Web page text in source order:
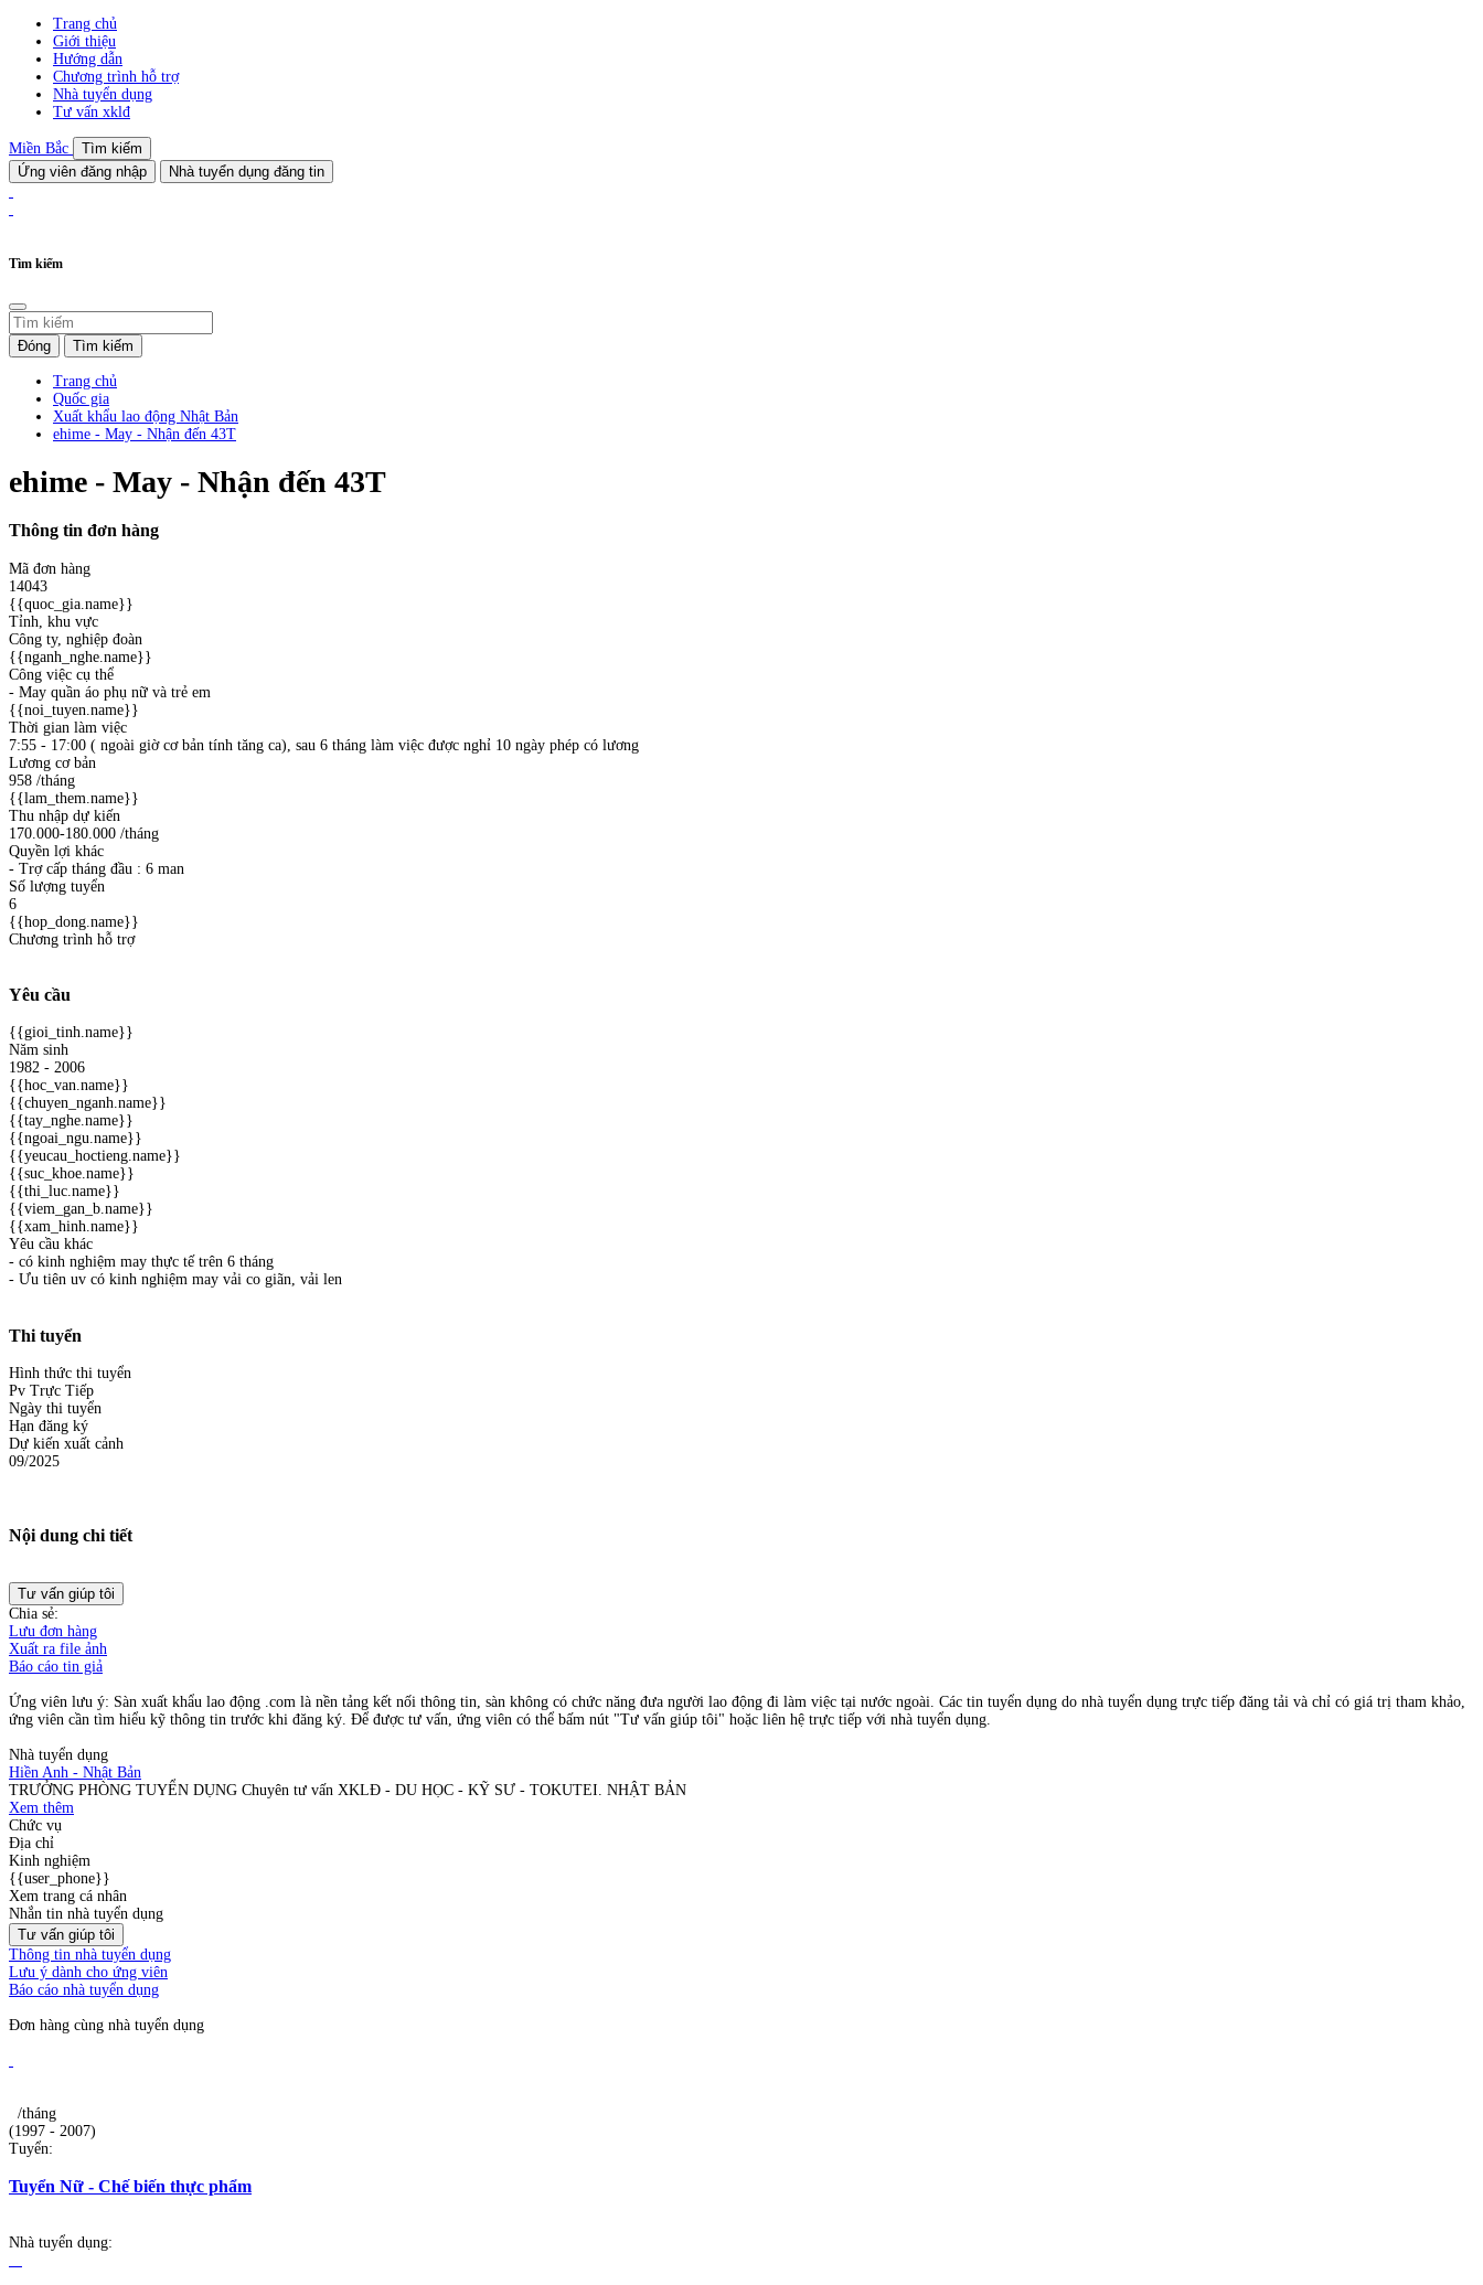
Trang chủ
Giới thiệu
Hướng dẫn
Chương trình hỗ trợ
Nhà tuyển dụng
Tư vấn xklđ
Miền Bắc
Tìm kiếm
Ứng viên đăng nhập
Nhà tuyển dụng đăng tin
Tìm kiếm
Đóng Tìm kiếm
Trang chủ
Quốc gia
Xuất khẩu lao động Nhật Bản
ehime - May - Nhận đến 43T
ehime - May - Nhận đến 43T
Thông tin đơn hàng
Mã đơn hàng
14043
{{quoc_gia.name}}
Tỉnh, khu vực
Công ty, nghiệp đoàn
{{nganh_nghe.name}}
Công việc cụ thể
- May quần áo phụ nữ và trẻ em
{{noi_tuyen.name}}
Thời gian làm việc
7:55 - 17:00 ( ngoài giờ cơ bản tính tăng ca), sau 6 tháng làm việc được nghỉ 10 ngày phép có lương
Lương cơ bản
958 /tháng
{{lam_them.name}}
Thu nhập dự kiến
170.000-180.000 /tháng
Quyền lợi khác
- Trợ cấp tháng đầu : 6 man
Số lượng tuyển
6
{{hop_dong.name}}
Chương trình hỗ trợ
Yêu cầu
{{gioi_tinh.name}}
Năm sinh
1982 - 2006
{{hoc_van.name}}
{{chuyen_nganh.name}}
{{tay_nghe.name}}
{{ngoai_ngu.name}}
{{yeucau_hoctieng.name}}
{{suc_khoe.name}}
{{thi_luc.name}}
{{viem_gan_b.name}}
{{xam_hinh.name}}
Yêu cầu khác
- có kinh nghiệm may thực tế trên 6 tháng
- Ưu tiên uv có kinh nghiệm may vải co giãn, vải len
Thi tuyển
Hình thức thi tuyển
Pv Trực Tiếp
Ngày thi tuyển
Hạn đăng ký
Dự kiến xuất cảnh
09/2025
Nội dung chi tiết
Tư vấn giúp tôi
Chia sẻ:
Lưu đơn hàng
Xuất ra file ảnh
Báo cáo tin giả
Ứng viên lưu ý: Sàn xuất khẩu lao động .com là nền tảng kết nối thông tin, sàn không có chức năng đưa người lao động đi làm việc tại nước ngoài. Các tin tuyển dụng do nhà tuyển dụng trực tiếp đăng tải và chỉ có giá trị tham khảo,
ứng viên cần tìm hiểu kỹ thông tin trước khi đăng ký. Để được tư vấn, ứng viên có thể bấm nút "Tư vấn giúp tôi" hoặc liên hệ trực tiếp với nhà tuyển dụng.
Nhà tuyển dụng
Hiền Anh - Nhật Bản
TRƯỞNG PHÒNG TUYỂN DỤNG Chuyên tư vấn XKLĐ - DU HỌC - KỸ SƯ - TOKUTEI. NHẬT BẢN
Xem thêm
Chức vụ
Địa chỉ
Kinh nghiệm
{{user_phone}}
Xem trang cá nhân
Nhắn tin nhà tuyển dụng
Tư vấn giúp tôi
Thông tin nhà tuyển dụng
Lưu ý dành cho ứng viên
Báo cáo nhà tuyển dụng
Đơn hàng cùng nhà tuyển dụng
/tháng
(1997 - 2007)
Tuyển:
Tuyển Nữ - Chế biến thực phẩm
Nhà tuyển dụng: